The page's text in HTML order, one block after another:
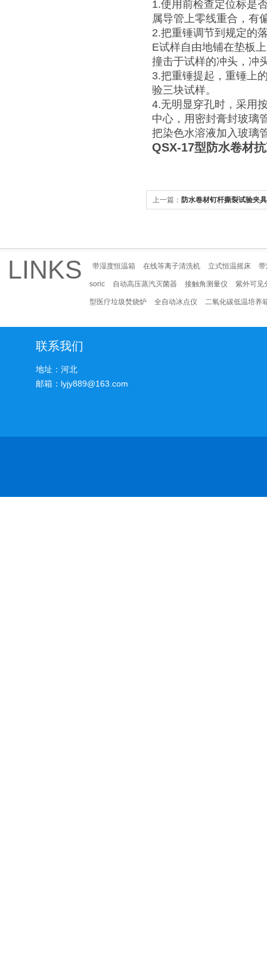
1.使用前检查定位标是
属导管上零线重合，有
2.把重锤调节到规定的
E试样自由地铺在垫板
撞击于试样的冲头，冲
3.把重锤提起，重锤上
验三块试样。
4.无明显穿孔时，采用
中心，用密封膏封玻璃
把染色水溶液加入玻璃
QSX-17型防水卷材
上一篇： 防水卷材钉杆撕裂试验夹具
LINKS 带湿度恒温箱 在线等离子清洗机 立式恒温摇床
soric 自动高压蒸汽灭菌器 接触角测量仪 紫外可见
型医疗垃圾焚烧炉 全自动冰点仪 二氧化碳低温培养
联系我们
地址：河北
邮箱：lyjy889@163.com